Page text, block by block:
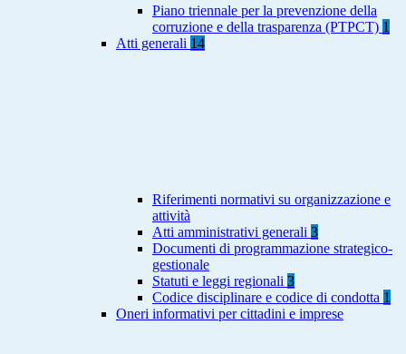
Piano triennale per la prevenzione della
corruzione e della trasparenza (PTPCT) 1
Atti generali 14
Riferimenti normativi su organizzazione e
attività
Atti amministrativi generali 3
Documenti di programmazione strategico-
gestionale
Statuti e leggi regionali 3
Codice disciplinare e codice di condotta 1
Oneri informativi per cittadini e imprese